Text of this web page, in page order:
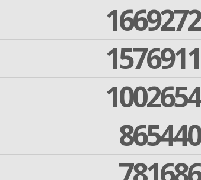
1669272
1576911
1002654
865440